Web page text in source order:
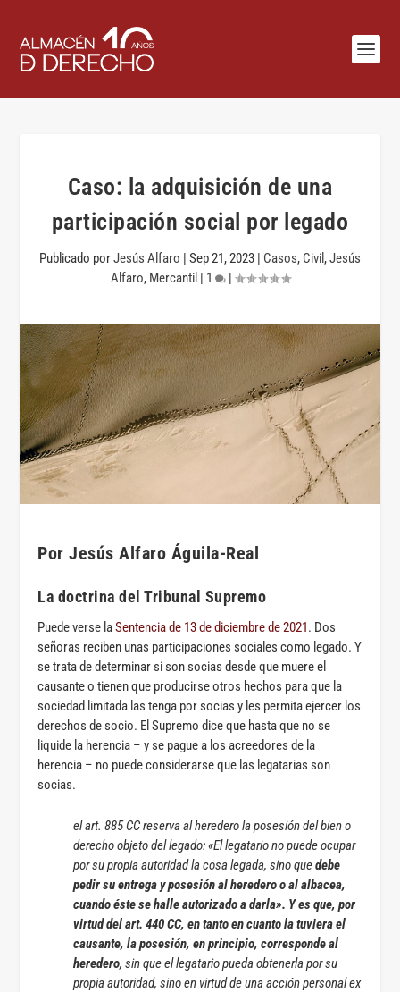
Caso: la adquisición de una
participación social por legado
Publicado porJesús Alfaro | Sep 21, 2023 | Casos, Civil ,Jesús
Alfaro, Mercantil | 1 |
Por Jesús Alfaro Águila-Real
La doctrina del Tribunal Supremo
Puede verse laSentencia de 13 de diciembre de 2021. Dos
señoras reciben unas participaciones sociales como legado. Y
se trata de determinar si son socias desde que muere el
causante o tienen que producirse otros hechos para que la
sociedad limitada las tenga por socias y les permita ejercer los
derechos de socio. El Supremo dice que hasta que no se
liquide la herencia – y se pague a los acreedores de la
herencia – no puede considerarse que las legatarias son
socias.
el art. 885 CC reserva al heredero la posesión del bien o
derecho objeto del legado: «El legatario no puede ocupar
por su propia autoridad la cosa legada, sino quedebe
pedir su entrega y posesión al heredero o al albacea,
cuando éste se halle autorizado a darla». Y es que, por
virtud del art. 440 CC, en tanto en cuanto la tuviera el
causante, la posesión, en principio, corresponde al
heredero, sin que el legatario pueda obtenerla por su
propia autoridad, sino en virtud de una acción personal ex